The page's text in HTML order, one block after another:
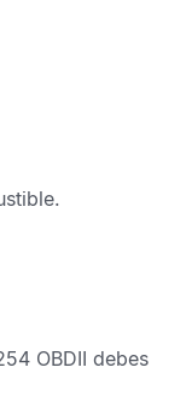
.
OBDII debes